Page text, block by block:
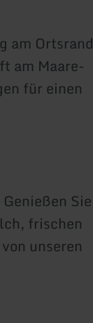
am Ortsrand
am Maare-
für einen
Sie
frischen
unseren